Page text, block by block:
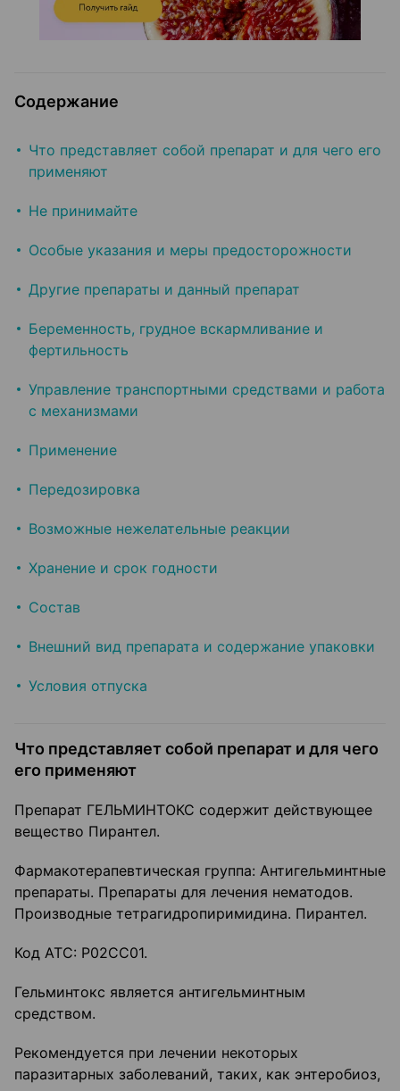
Содержание
Что представляет собой препарат и для чего его
применяют
Не принимайте
Особые указания и меры предосторожности
Другие препараты и данный препарат
Беременность, грудное вскармливание и
фертильность
Управление транспортными средствами и работа
с механизмами
Применение
Передозировка
Возможные нежелательные реакции
Хранение и срок годности
Состав
Внешний вид препарата и содержание упаковки
Условия отпуска
Что представляет собой препарат и для чего
его применяют
Препарат ГЕЛЬМИНТОКС содержит действующее
вещество Пирантел.
Фармакотерапевтическая группа: Антигельминтные
препараты. Препараты для лечения нематодов.
Производные тетрагидропиримидина. Пирантел.
Код АТС: Р02СС01.
Гельминтокс является антигельминтным
средством.
Рекомендуется при лечении некоторых
паразитарных заболеваний, таких, как энтеробиоз,